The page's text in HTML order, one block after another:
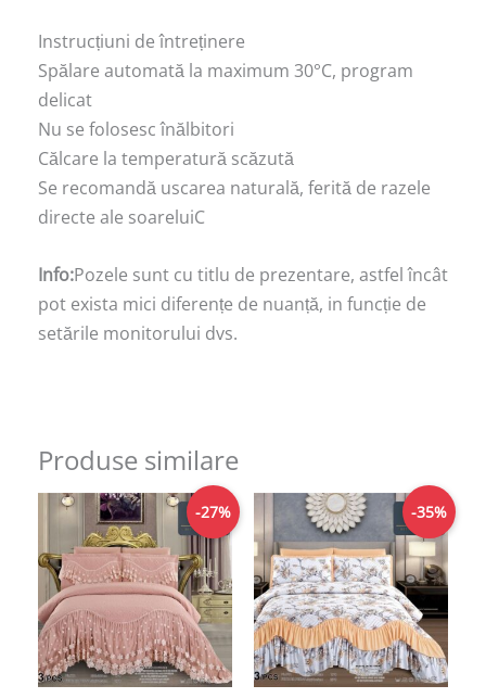
Instrucțiuni de întreținere
Spălare automată la maximum 30°C, program
delicat
Nu se folosesc înălbitori
Călcare la temperatură scăzută
Se recomandă uscarea naturală, ferită de razele
directe ale soareluiC
Info:Pozele sunt cu titlu de prezentare, astfel încât
pot exista mici diferențe de nuanță, in funcție de
setările monitorului dvs.
Produse similare
-27%
Prețul
inițial
a
fost:
259,00lei.
Prețul
curent
este:
189,00lei.
-35%
Prețul
inițial
a
fost:
259,00lei.
Prețul
curent
este:
169,00lei.